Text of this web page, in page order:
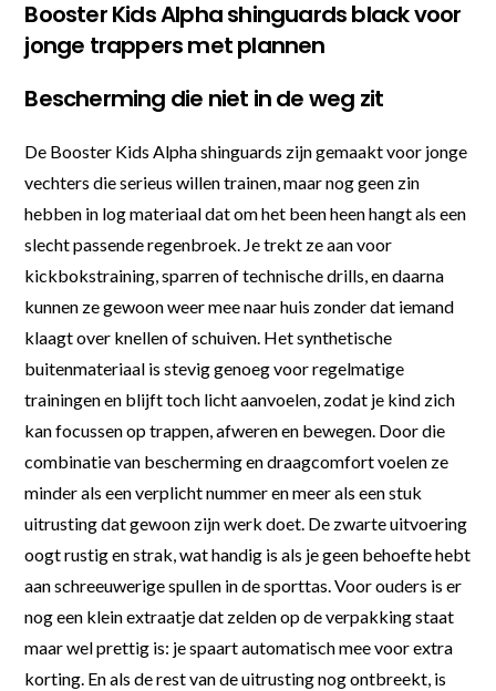
Booster Kids Alpha shinguards black voor
jonge trappers met plannen
Bescherming die niet in de weg zit
De Booster Kids Alpha shinguards zijn gemaakt voor jonge
vechters die serieus willen trainen, maar nog geen zin
hebben in log materiaal dat om het been heen hangt als een
slecht passende regenbroek. Je trekt ze aan voor
kickbokstraining, sparren of technische drills, en daarna
kunnen ze gewoon weer mee naar huis zonder dat iemand
klaagt over knellen of schuiven. Het synthetische
buitenmateriaal is stevig genoeg voor regelmatige
trainingen en blijft toch licht aanvoelen, zodat je kind zich
kan focussen op trappen, afweren en bewegen. Door die
combinatie van bescherming en draagcomfort voelen ze
minder als een verplicht nummer en meer als een stuk
uitrusting dat gewoon zijn werk doet. De zwarte uitvoering
oogt rustig en strak, wat handig is als je geen behoefte hebt
aan schreeuwerige spullen in de sporttas. Voor ouders is er
nog een klein extraatje dat zelden op de verpakking staat
maar wel prettig is: je spaart automatisch mee voor extra
korting. En als de rest van de uitrusting nog ontbreekt, is